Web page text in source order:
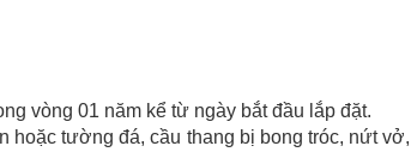
vòng 01 năm kể từ ngày bắt đầu lắp đặt.
hoặc tường đá, cầu thang bị bong tróc, nứt vở,